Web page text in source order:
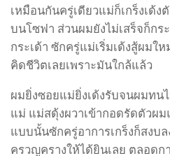
เหมือนกันครู่เดียวแม่ก็เกร็งเด้
บนโซฟา ส่วนผมยังไม่เสร็จก็กร
กระเด้า ซักครู่แม่เริ่มเด้งสู้ผมใ
คิดชีวิตเลยเพราะมันใกล้แล้ว
ผมยิ่งซอยแม่ยิ่งเด้งรับจนผมทน
แม่ แม่สดุ้งผวาเข้ากอดรัดตัวผ
แบบนั้นซักครู่อาการเกร็งก็สงบ
ครวญครางให้ได้ยินเลย ตลอดก